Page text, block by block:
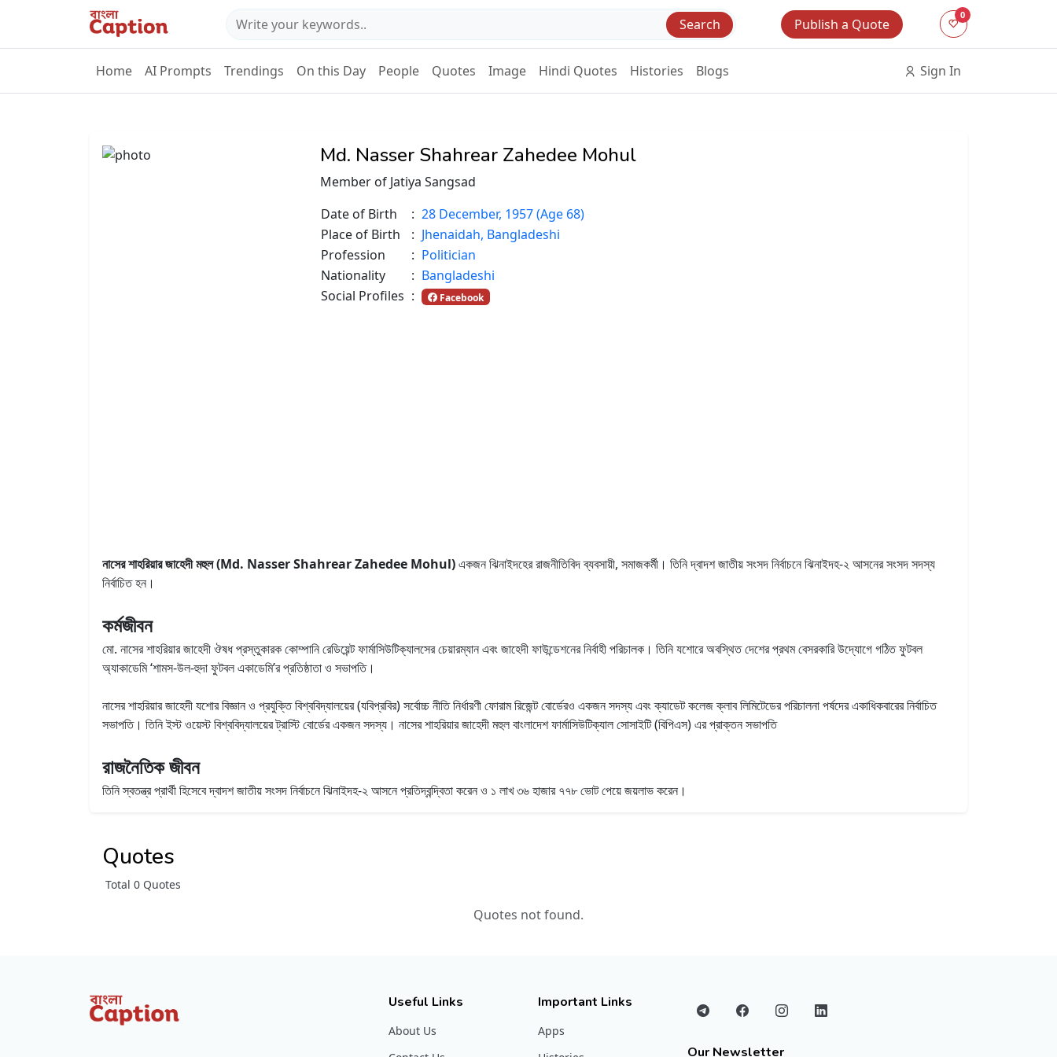
Search Publish a Quote
0
Home AI Prompts Trendings On this Day People Quotes Image Hindi Quotes Histories Blogs Sign In
Md. Nasser Shahrear Zahedee Mohul
Member of Jatiya Sangsad
Date of Birth
: 28 December, 1957 (Age 68)
Place of Birth
: Jhenaidah, Bangladeshi
Profession
: Politician
Nationality
: Bangladeshi
Social Profiles : Facebook
নাসের শাহরিয়ার জাহেদী মহুল (Md. Nasser Shahrear Zahedee Mohul)একজন ঝিনাইদহের রাজনীতিবিদ ব্যবসায়ী, সমাজকর্মী। তিনি দ্বাদশ জাতীয় সংসদ নির্বাচনে ঝিনাইদহ-২ আসনের সংসদ সদস্য
নির্বাচিত হন।
কর্মজীবন
মো. নাসের শাহরিয়ার জাহেদী ঔষধ প্রস্তুকারক কোম্পানি রেডিয়েন্ট ফার্মাসিউটিক্যালসের চেয়ারম্যান এবং জাহেদী ফাউন্ডেশনের নির্বাহী পরিচালক। তিনি যশোরে অবস্থিত দেশের প্রথম বেসরকারি উদ্যোগে গঠিত ফুটবল
অ্যাকাডেমি ‘শামস-উল-হুদা ফুটবল একাডেমি’র প্রতিষ্ঠাতা ও সভাপতি।
নাসের শাহরিয়ার জাহেদী যশোর বিজ্ঞান ও প্রযুক্তি বিশ্ববিদ্যালয়ের (যবিপ্রবির) সর্বোচ্চ নীতি নির্ধারণী ফোরাম রিজেন্ট বোর্ডেরও একজন সদস্য এবং ক্যাডেট কলেজ ক্লাব লিমিটেডের পরিচালনা পর্ষদের একাধিকবারের নির্বাচিত
সভাপতি। তিনি ইস্ট ওয়েস্ট বিশ্ববিদ্যালয়ের ট্রাস্টি বোর্ডের একজন সদস্য। নাসের শাহরিয়ার জাহেদী মহুল বাংলাদেশ ফার্মাসিউটিক্যাল সোসাইটি (বিপিএস) এর প্রাক্তন সভাপতি
রাজনৈতিক জীবন
তিনি স্বতন্ত্র প্রার্থী হিসেবে দ্বাদশ জাতীয় সংসদ নির্বাচনে ঝিনাইদহ-২ আসনে প্রতিদ্বন্দ্বিতা করেন ও ১ লাখ ৩৬ হাজার ৭৭৮ ভোট পেয়ে জয়লাভ করেন।
Quotes
Total 0 Quotes
Quotes not found.
Useful Links
About Us
Important Links
Apps
Our Newsletter